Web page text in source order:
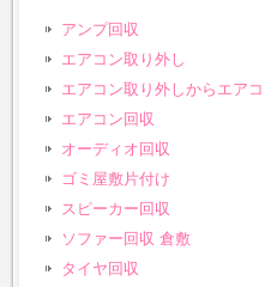
アンプ回収
エアコン取り外し
エアコン取り外しからエア
エアコン回収
オーディオ回収
ゴミ屋敷片付け
スピーカー回収
ソファー回収 倉敷
タイヤ回収